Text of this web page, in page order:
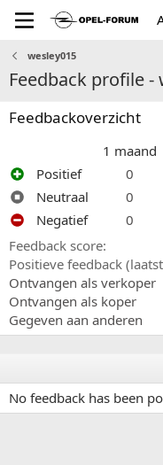
wesley015
Feedback profile -
Feedbackoverzicht
1 maand
Positief
0
Neutraal
0
Negatief
0
Feedback score
Positieve feedback
Ontvangen als verkoper
Ontvangen als koper
Gegeven aan anderen
No feedback has been